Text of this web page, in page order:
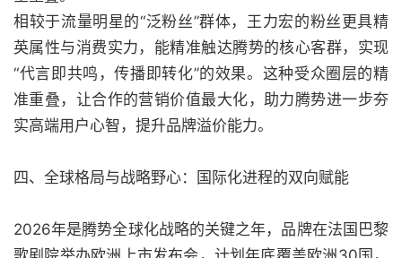
相较于流量明星的“泛粉丝”群体，王力宏的粉丝更具精
英属性与消费实力，能精准触达腾势的核心客群，实现
“代言即共鸣，传播即转化”的效果。这种受众圈层的精
准重叠，让合作的营销价值最大化，助力腾势进一步夯
实高端用户心智，提升品牌溢价能力。
四、全球格局与战略野心：国际化进程的双向赋能
2026年是腾势全球化战略的关键之年，品牌在法国巴黎